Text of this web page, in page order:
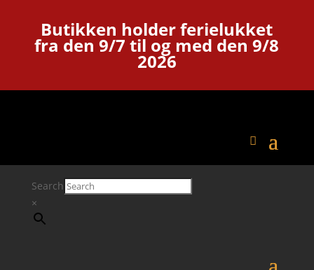
Butikken holder ferielukket
fra den 9/7 til og med den 9/8
2026
Search
×